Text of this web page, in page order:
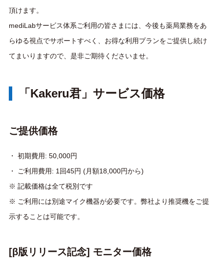
頂けます。
mediLabサービス体系ご利用の皆さまには、今後も薬局業務をあ
らゆる視点でサポートすべく、お得な利用プランをご提供し続け
てまいりますので、是非ご期待くださいませ。
「Kakeru君」サービス価格
ご提供価格
・ 初期費用: 50,000円
・ ご利用費用: 1回45円 (月額18,000円から)
※ 記載価格は全て税別です
※ ご利用には別途マイク機器が必要です。弊社より推奨機をご提
示することは可能です。
[β版リリース記念] モニター価格